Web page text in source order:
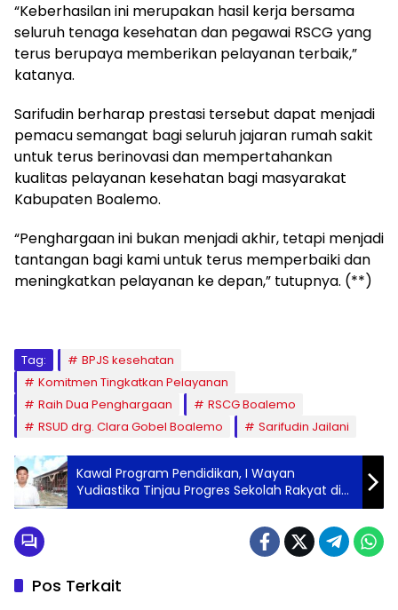
“Keberhasilan ini merupakan hasil kerja bersama
seluruh tenaga kesehatan dan pegawai RSCG yang
terus berupaya memberikan pelayanan terbaik,”
katanya.
Sarifudin berharap prestasi tersebut dapat menjadi
pemacu semangat bagi seluruh jajaran rumah sakit
untuk terus berinovasi dan mempertahankan
kualitas pelayanan kesehatan bagi masyarakat
Kabupaten Boalemo.
“Penghargaan ini bukan menjadi akhir, tetapi menjadi
tantangan bagi kami untuk terus memperbaiki dan
meningkatkan pelayanan ke depan,” tutupnya. (**)
Tag:
BPJS kesehatan
Komitmen Tingkatkan Pelayanan
Raih Dua Penghargaan
RSCG Boalemo
RSUD drg. Clara Gobel Boalemo
Sarifudin Jailani
Kawal Program Pendidikan, I Wayan
Yudiastika Tinjau Progres Sekolah Rakyat di
Wonosari
Pos Terkait